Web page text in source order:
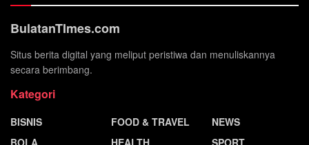
BulatanTImes.com
Situs berita digital yang meliput peristiwa dan menuliskannya
secara berimbang.
Kategori
BISNIS
FOOD & TRAVEL
NEWS